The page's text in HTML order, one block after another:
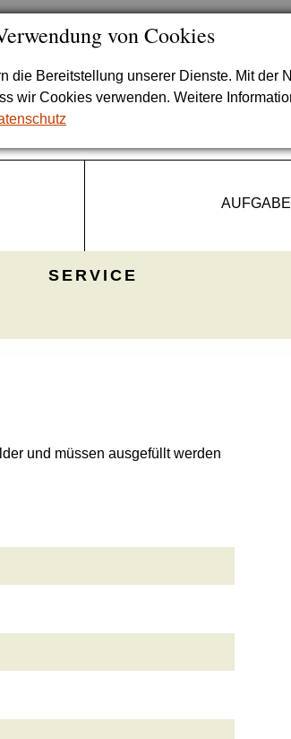
von Cookies
die Bereitstellung unserer Dienste. Mit der
wir Cookies verwenden. Weitere
SERVICE
und müssen ausgefüllt werden